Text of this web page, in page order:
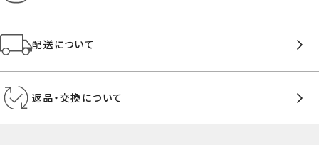
配送について
返品・交換について